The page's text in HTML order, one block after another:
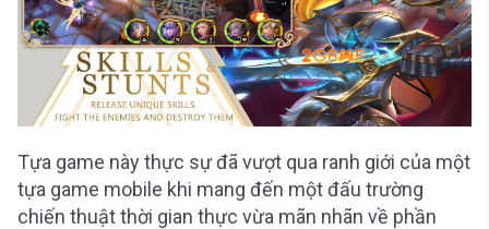
Tựa game này thực sự đã vượt qua ranh giới của một
tựa game mobile khi mang đến một đấu trường
chiến thuật thời gian thực vừa mãn nhãn về phần